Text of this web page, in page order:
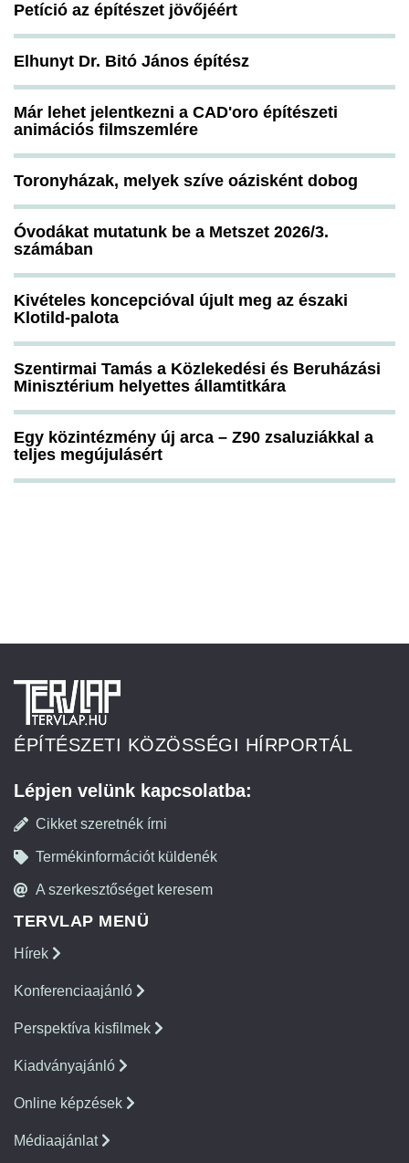
Petíció az építészet jövőjéért
Elhunyt Dr. Bitó János építész
Már lehet jelentkezni a CAD'oro építészeti
animációs filmszemlére
Toronyházak, melyek szíve oázisként dobog
Óvodákat mutatunk be a Metszet 2026/3.
számában
Kivételes koncepcióval újult meg az északi
Klotild-palota
Szentirmai Tamás a Közlekedési és Beruházási
Minisztérium helyettes államtitkára
Egy közintézmény új arca – Z90 zsaluziákkal a
teljes megújulásért
ÉPÍTÉSZETI KÖZÖSSÉGI HÍRPORTÁL
Lépjen velünk kapcsolatba:
Cikket szeretnék írni
Termékinformációt küldenék
A szerkesztőséget keresem
TERVLAP MENÜ
Hírek
Konferenciaajánló
Perspektíva kisfilmek
Kiadványajánló
Online képzések
Médiaajánlat